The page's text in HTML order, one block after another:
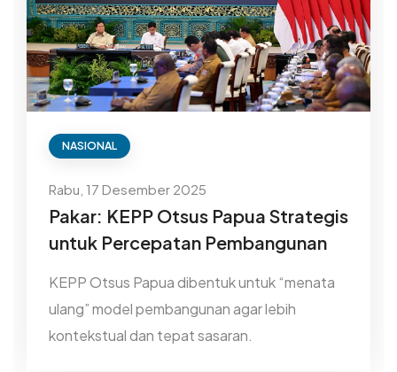
NASIONAL
Rabu, 17 Desember 2025
Pakar: KEPP Otsus Papua Strategis
untuk Percepatan Pembangunan
KEPP Otsus Papua dibentuk untuk “menata
ulang” model pembangunan agar lebih
kontekstual dan tepat sasaran.